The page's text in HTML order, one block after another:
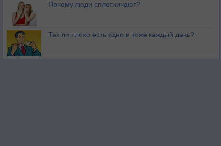
Почему люди сплетничают?
Так ли плохо есть одно и тоже каждый день?